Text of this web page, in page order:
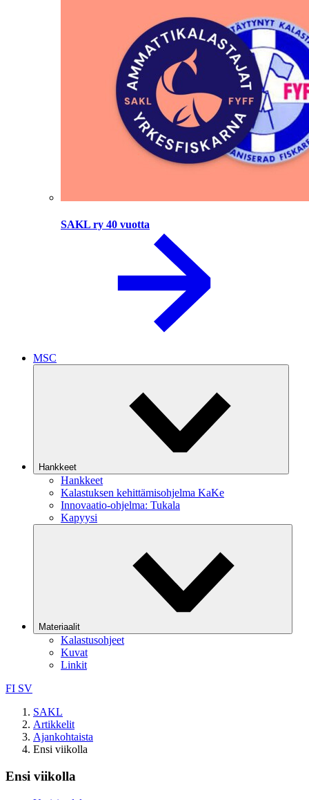
SAKL ry 40 vuotta
MSC
Hankkeet
Hankkeet
Kalastuksen kehittämisohjelma KaKe
Innovaatio-ohjelma: Tukala
Kapyysi
Materiaalit
Kalastusohjeet
Kuvat
Linkit
FI SV
SAKL
Artikkelit
Ajankohtaista
Ensi viikolla
Ensi viikolla